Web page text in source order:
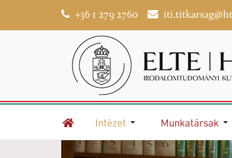
+36 1 279 2760
Intézet Munkatársak